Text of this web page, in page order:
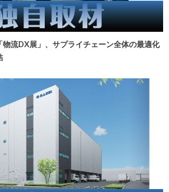
物流DX展」、サプライチェーン全体の最適化